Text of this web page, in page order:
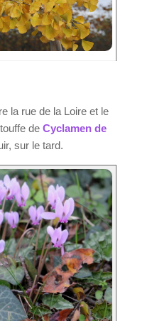
la rue de la Loire et le
de Cyclamen de
sur le tard.